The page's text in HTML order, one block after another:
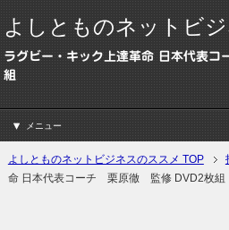
よしとものネットビ
ラグビー・キック上達革命 日本代表
組
メニュー
よしとものネットビジネスのススメ TOP
命 日本代表コーチ 栗原徹 監修 DVD2枚組